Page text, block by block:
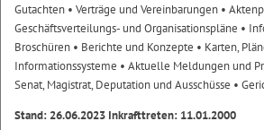
Gutachten • Verträge und Vereinbarungen •
Geschäftsverteilungs- und Organisationspläne •
Broschüren • Berichte und Konzepte • Karten,
Informationssysteme • Aktuelle Meldungen und
Senat, Magistrat, Deputation und Ausschüsse •
Stand: 26.06.2023 Inkrafttreten: 11.01.2000